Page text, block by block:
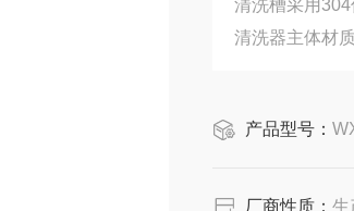
产品型号：
厂商性质： 生